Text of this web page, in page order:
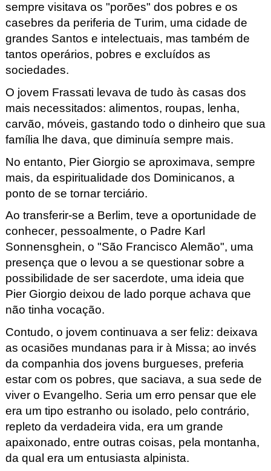
sempre visitava os "porões" dos pobres e os
casebres da periferia de Turim, uma cidade de
grandes Santos e intelectuais, mas também de
tantos operários, pobres e excluídos as
sociedades.
O jovem Frassati levava de tudo às casas dos
mais necessitados: alimentos, roupas, lenha,
carvão, móveis, gastando todo o dinheiro que sua
família lhe dava, que diminuía sempre mais.
No entanto, Pier Giorgio se aproximava, sempre
mais, da espiritualidade dos Dominicanos, a
ponto de se tornar terciário.
Ao transferir-se a Berlim, teve a oportunidade de
conhecer, pessoalmente, o Padre Karl
Sonnensghein, o "São Francisco Alemão", uma
presença que o levou a se questionar sobre a
possibilidade de ser sacerdote, uma ideia que
Pier Giorgio deixou de lado porque achava que
não tinha vocação.
Contudo, o jovem continuava a ser feliz: deixava
as ocasiões mundanas para ir à Missa; ao invés
da companhia dos jovens burgueses, preferia
estar com os pobres, que saciava, a sua sede de
viver o Evangelho. Seria um erro pensar que ele
era um tipo estranho ou isolado, pelo contrário,
repleto da verdadeira vida, era um grande
apaixonado, entre outras coisas, pela montanha,
da qual era um entusiasta alpinista.